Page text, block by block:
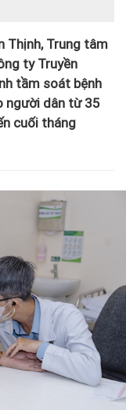
Thịnh, Trung tâm
ty Truyền
tầm soát bệnh
người dân từ 35
cuối tháng